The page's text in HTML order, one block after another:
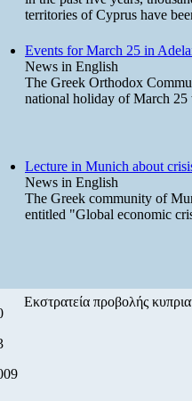
territories of Cyprus have
Events for March 25 in
News in English
The Greek Orthodox
national holiday of March 25
Lecture in Munich about
News in English
The Greek community of
entitled "Global economic
Εκστρατεία προβολής